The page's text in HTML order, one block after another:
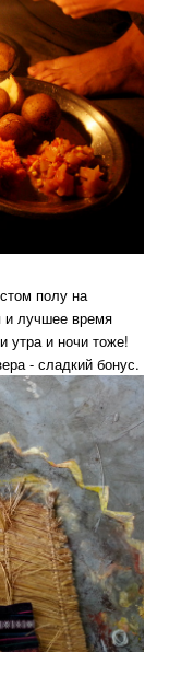
полу на
и лучшее время
утра и ночи тоже!
- сладкий бонус.